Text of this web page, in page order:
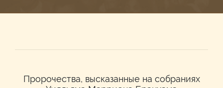
Пророчества, высказанные на собраниях